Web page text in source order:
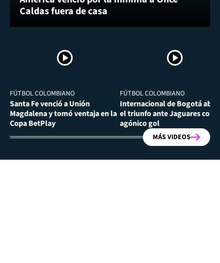
Caldas fuera de casa
FÚTBOL COLOMBIANO
Santa Fe venció a Unión
Magdalena y tomó ventaja en la
Copa BetPlay
FÚTBOL COLOMBIANO
Internacional de Bogotá
el triunfo ante Jaguares con
agónico gol
MÁS VIDEOS